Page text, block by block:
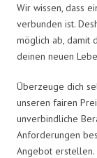
Wir wissen, dass
verbunden ist.
möglich ab, damit
deinen neuen
Überzeuge dich
unseren fairen
unverbindliche
Anforderungen
Angebot erstellen.